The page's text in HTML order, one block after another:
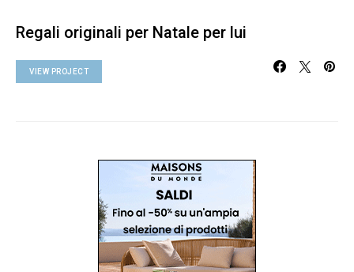
Regali originali per Natale per lui
VIEW PROJECT